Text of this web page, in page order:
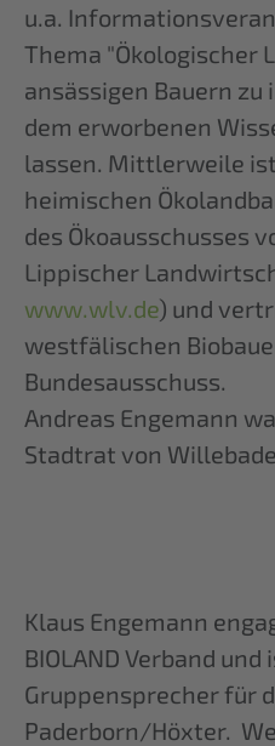
u.a.
Thema "Ökologischer
ansässigen Bauern
dem erworbenen
lassen. Mittlerweile
heimischen
des Ökoausschusses
Lippischer
www.wlv.de) und
westfälischen
Bundesausschuss.
Andreas Engemann
Stadtrat von
Klaus Engemann
BIOLAND Verband
Gruppensprecher für
Paderborn/Höxter.